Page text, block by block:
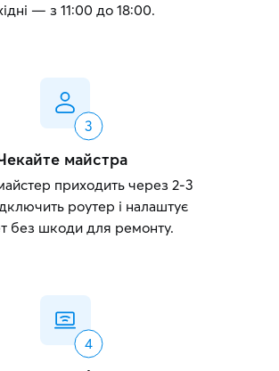
— з 11:00 до 18:00.
майстра
приходить через 2-3
роутер і налаштує
без шкоди для ремонту.